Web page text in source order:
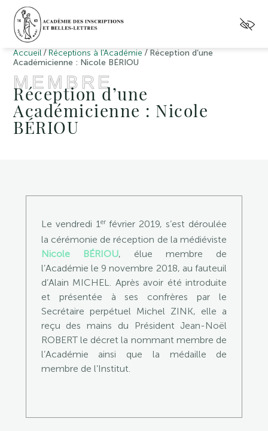
Accueil / Réceptions à l'Académie / Réception d’une
Académicienne : Nicole BÉRIOU
MEMBRE
Réception d’une
Académicienne : Nicole
BÉRIOU
Le vendredi 1erfévrier 2019, s’est déroulée
la cérémonie de réception de la médiéviste
Nicole BÉRIOU, élue membre de
l’Académie le 9 novembre 2018, au fauteuil
d’Alain MICHEL. Après avoir été introduite
et présentée à ses confrères par le
Secrétaire perpétuel Michel ZINK, elle a
reçu des mains du Président Jean-Noël
ROBERT le décret la nommant membre de
l’Académie ainsi que la médaille de
membre de l’Institut.